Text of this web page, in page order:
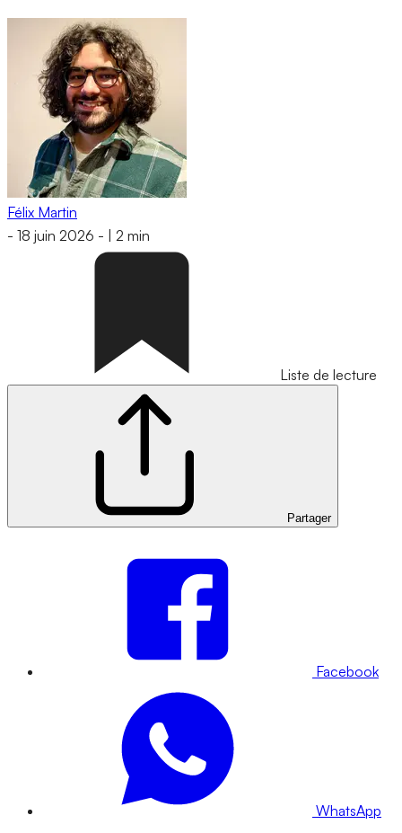
Félix Martin
- 18 juin 2026 - 2 min
Liste de lecture
Partager
Facebook
WhatsApp